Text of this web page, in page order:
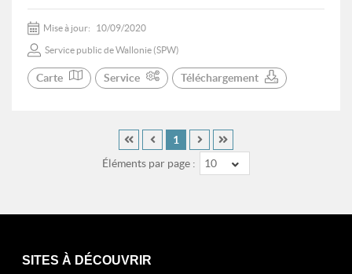
Mise à jour: 10/09/2020
Service public de Wallonie (SPW)
Carte Service Téléchargement
Éléments par page : 10
1
SITES À DÉCOUVRIR